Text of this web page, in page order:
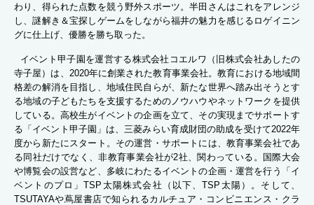
わり、得られた点数を競う野外スポーツ。半田さんはこれをアレンジ
し、謎解き＆宝探しゲームをしながら福井の魅力を感じるロゲイニン
グに仕上げ、優勝を勝ち取った。
イベント甲子園を運営する株式会社コエルワ（旧株式会社あしたの
寺子屋）は、2020年に創業された教育事業会社。教育における地域間
格差の解消を目指し、地域住民自らが、新たな世界へ踏み出そうとす
る地域の子どもたちを支援するためのノウハウやネットワークを提供
している。高校生がイベントの企画を立て、その実現までサポートす
る「イベント甲子園」は、三菱みらい育成財団の助成を受けて2022年
度から新たにスタート。その運営・サポートには、教育事業会社であ
る同社だけでなく、非教育事業会社が2社、関わっている。国際大会
や博覧会の設営など、多岐にわたるイベントの企画・運営を行う「イ
ベントのプロ」TSP太陽株式会社（以下、TSP太陽）。そして、
TSUTAYAや蔦屋書店で知られるカルチュア・コンビニエンス・クラ